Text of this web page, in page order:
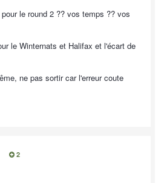
le round 2 ?? vos temps ?? vos
le Winternats et Halifax et l'écart de
ne pas sortir car l'erreur coute
2